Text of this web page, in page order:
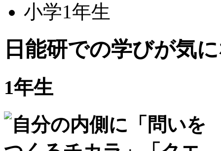
小学1年生
日能研での学びが気
1年生